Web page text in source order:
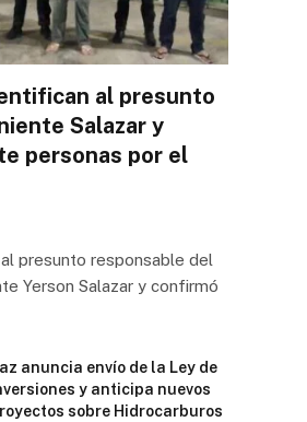
al presunto
Salazar y
personas por el
presunto responsable del
Yerson Salazar y confirmó
anuncia envío de la Ley de
y anticipa nuevos
sobre Hidrocarburos